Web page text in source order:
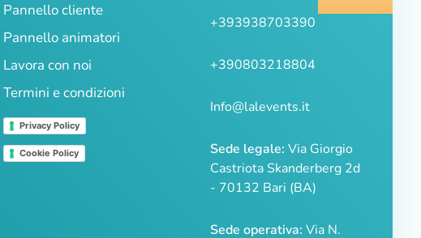
Pannello cliente
Pannello animatori
Lavora con noi
Termini e condizioni
Privacy Policy
Cookie Policy
+393938703390
+390803218804
Info@lalevents.it
Sede legale: Via Giorgio
Castriota Skanderberg 2d
- 70132 Bari (BA)
Sede operativa: Via N.